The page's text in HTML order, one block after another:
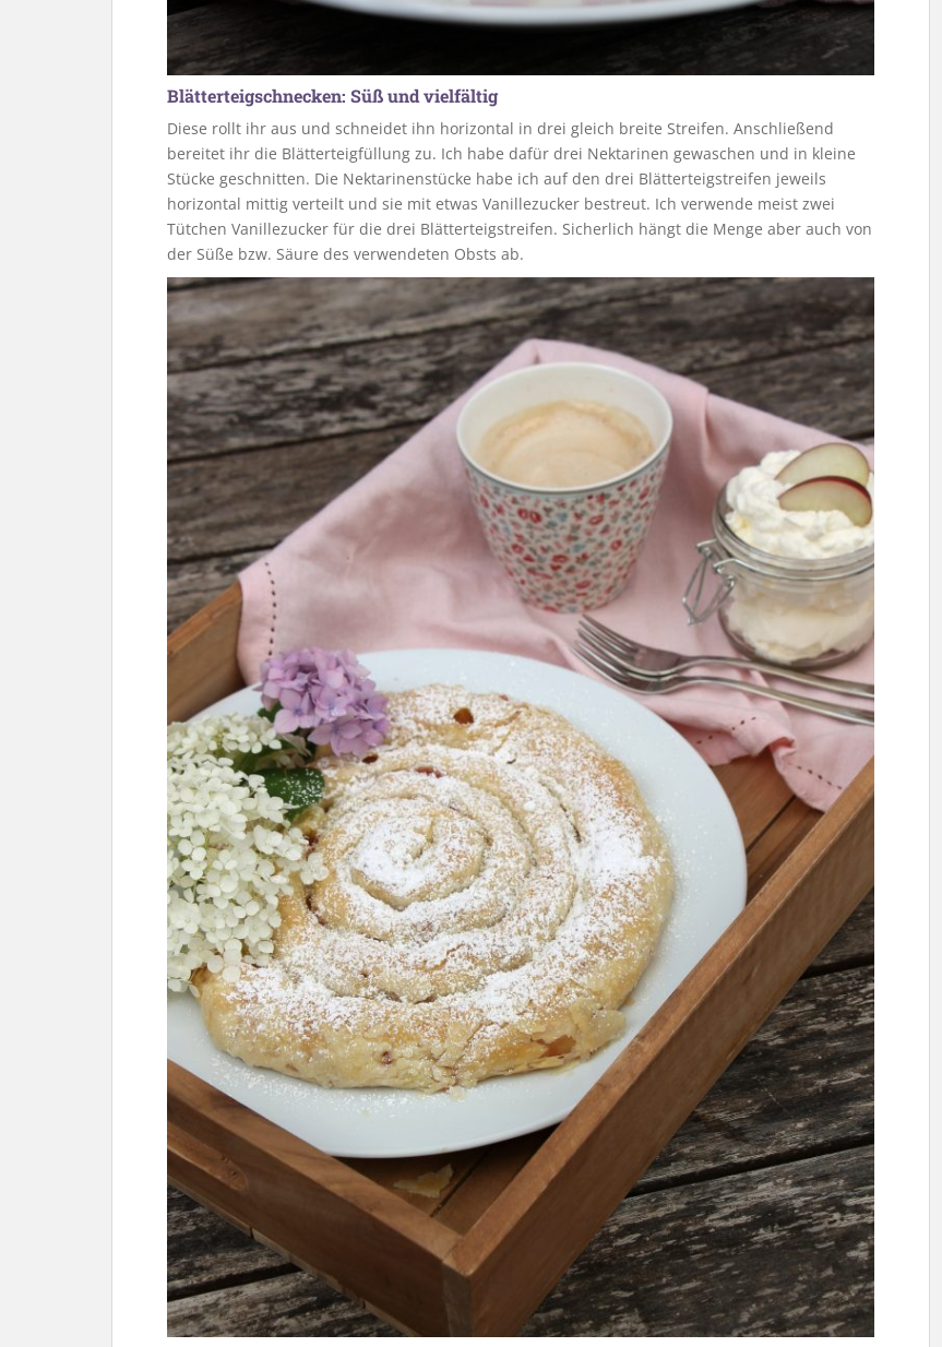
Blätterteigschnecken: Süß und vielfältig
Diese rollt ihr aus und schneidet ihn horizontal in drei gleich breite Streifen. Anschließend
bereitet ihr die Blätterteigfüllung zu. Ich habe dafür drei Nektarinen gewaschen und in kleine
Stücke geschnitten. Die Nektarinenstücke habe ich auf den drei Blätterteigstreifen jeweils
horizontal mittig verteilt und sie mit etwas Vanillezucker bestreut. Ich verwende meist zwei
Tütchen Vanillezucker für die drei Blätterteigstreifen. Sicherlich hängt die Menge aber auch von
der Süße bzw. Säure des verwendeten Obsts ab.